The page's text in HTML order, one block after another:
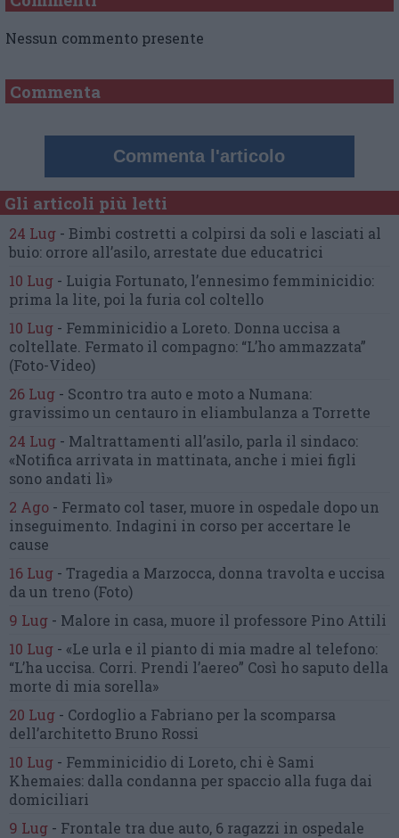
Nessun commento presente
Commenta
Commenta l'articolo
Gli articoli più letti
24 Lug - Bimbi costretti a colpirsi da soli e lasciati al
buio: orrore all’asilo, arrestate due educatrici
10 Lug - Luigia Fortunato, l’ennesimo femminicidio:
prima la lite, poi la furia col coltello
10 Lug - Femminicidio a Loreto. Donna uccisa a
coltellate. Fermato il compagno: “L’ho ammazzata”
(Foto-Video)
26 Lug - Scontro tra auto e moto a Numana:
gravissimo un centauro in eliambulanza a Torrette
24 Lug - Maltrattamenti all’asilo, parla il sindaco:
«Notifica arrivata in mattinata, anche i miei figli
sono andati lì»
2 Ago - Fermato col taser, muore in ospedale dopo un
inseguimento. Indagini in corso per accertare le
cause
16 Lug - Tragedia a Marzocca, donna travolta e uccisa
da un treno (Foto)
9 Lug - Malore in casa, muore il professore Pino Attili
10 Lug - «Le urla e il pianto di mia madre al telefono:
“L’ha uccisa. Corri. Prendi l’aereo” Così ho saputo della
morte di mia sorella»
20 Lug - Cordoglio a Fabriano per la scomparsa
dell’architetto Bruno Rossi
10 Lug - Femminicidio di Loreto, chi è Sami
Khemaies: dalla condanna per spaccio alla fuga dai
domiciliari
9 Lug - Frontale tra due auto, 6 ragazzi in ospedale